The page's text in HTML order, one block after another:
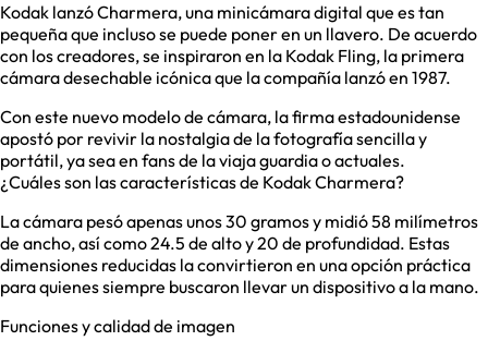
Kodak lanzó Charmera, una minicámara digital que es tan
pequeña que incluso se puede poner en un llavero. De acuerdo
con los creadores, se inspiraron en la Kodak Fling, la primera
cámara desechable icónica que la compañía lanzó en 1987.
Con este nuevo modelo de cámara, la firma estadounidense
apostó por revivir la nostalgia de la fotografía sencilla y
portátil, ya sea en fans de la viaja guardia o actuales.
¿Cuáles son las características de Kodak Charmera?
La cámara pesó apenas unos 30 gramos y midió 58 milímetros
de ancho, así como 24.5 de alto y 20 de profundidad. Estas
dimensiones reducidas la convirtieron en una opción práctica
para quienes siempre buscaron llevar un dispositivo a la mano.
Funciones y calidad de imagen